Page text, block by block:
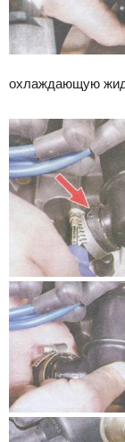
охлаждающую